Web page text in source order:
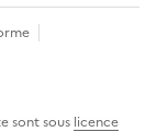
sont sous licence